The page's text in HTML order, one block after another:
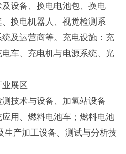
设备、换电电池包、换电
换电机器人、视觉检测系
及运营商等。充电设施：充
车、充电机与电源系统、光
展区
技术与设备、加氢站设备
用、燃料电池车；燃料电池
生产加工设备、测试与分析技